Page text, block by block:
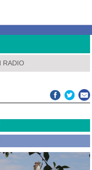
RADIO